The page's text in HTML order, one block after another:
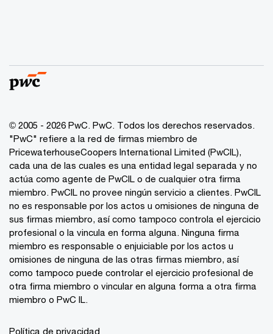
© 2005 - 2026 PwC. PwC. Todos los derechos reservados.
"PwC" refiere a la red de firmas miembro de
PricewaterhouseCoopers International Limited (PwCIL),
cada una de las cuales es una entidad legal separada y no
actúa como agente de PwCIL o de cualquier otra firma
miembro. PwCIL no provee ningún servicio a clientes. PwCIL
no es responsable por los actos u omisiones de ninguna de
sus firmas miembro, así como tampoco controla el ejercicio
profesional o la vincula en forma alguna. Ninguna firma
miembro es responsable o enjuiciable por los actos u
omisiones de ninguna de las otras firmas miembro, así
como tampoco puede controlar el ejercicio profesional de
otra firma miembro o vincular en alguna forma a otra firma
miembro o PwC IL.
Política de privacidad